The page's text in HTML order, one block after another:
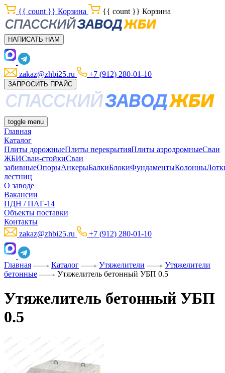
{{ count }} Корзина {{ count }} Корзина
НАПИСАТЬ НАМ
zakaz@zhbi25.ru +7 (912) 280-01-10
ЗАПРОСИТЬ ПРАЙС
toggle menu
Главная
Каталог
Плиты дорожныеПлиты перекрытияПлиты аэродромныеСваи
ЖБИСваи-стойкиСваи
забивныеОпорыАнкерыБалкиБлокиФундаментыКолонны
лестниц
О заводе
Вакансии
ПДН / ПАГ-14
Объекты поставки
Контакты
zakaz@zhbi25.ru
+7 (912) 280-01-10
Главная Каталог Утяжелители
Утяжелители
бетонные
Утяжелитель бетонный УБП 0.5
Утяжелитель бетонный УБП
0.5